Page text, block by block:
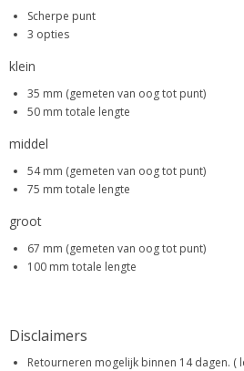
Scherpe punt
3 opties
klein
35 mm (gemeten van oog tot punt)
50 mm totale lengte
middel
54 mm (gemeten van oog tot punt)
75 mm totale lengte
groot
67 mm (gemeten van oog tot punt)
100 mm totale lengte
Disclaimers
Retourneren mogelijk binnen 14 dagen. (